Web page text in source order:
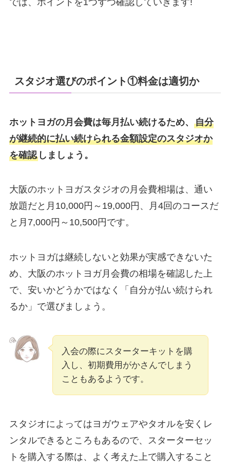
では、ポイントを1つずつ確認していきます!
スタジオ選びのポイント①料金は適切か
ホットヨガの月会費は毎月払い続けるため、 自分
が継続的に払い続けられる金額設定のスタジオか
を確認しましょう。
大阪のホットヨガスタジオの月会費相場は、通い
放題だと月10,000円～19,000円、月4回のコースだ
と月7,000円～10,500円です。
ホットヨガは継続しないと効果が実感できないた
め、大阪のホットヨガ月会費の相場を確認した上
で、安いかどうかではなく「自分が払い続けられ
るか」で選びましょう。
入会の際にスターターキットを購
入し、初期費用がかさんでしまう
こともあるようです。
スタジオによってはヨガウェアやタオルを安くレ
ンタルできるところもあるので、スターターセッ
トを購入する際は、よく考えた上で購入すること